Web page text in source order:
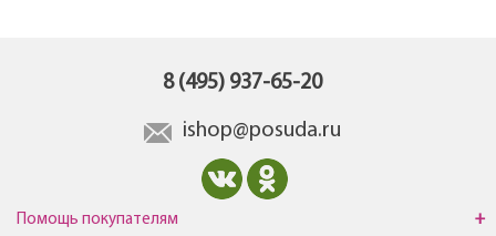
8 (495) 937-65-20
ishop@posuda.ru
Помощь покупателям